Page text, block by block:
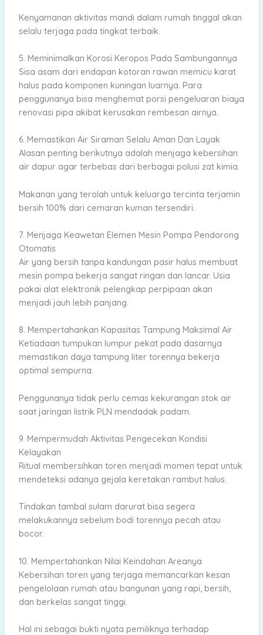
Kenyamanan aktivitas mandi dalam rumah tinggal akan
selalu terjaga pada tingkat terbaik.
5. Meminimalkan Korosi Keropos Pada Sambungannya
Sisa asam dari endapan kotoran rawan memicu karat
halus pada komponen kuningan luarnya. Para
penggunanya bisa menghemat porsi pengeluaran biaya
renovasi pipa akibat kerusakan rembesan airnya.
6. Memastikan Air Siraman Selalu Aman Dan Layak
Alasan penting berikutnya adalah menjaga kebersihan
air dapur agar terbebas dari berbagai polusi zat kimia.
Makanan yang terolah untuk keluarga tercinta terjamin
bersih 100% dari cemaran kuman tersendiri.
7. Menjaga Keawetan Elemen Mesin Pompa Pendorong
Otomatis
Air yang bersih tanpa kandungan pasir halus membuat
mesin pompa bekerja sangat ringan dan lancar. Usia
pakai alat elektronik pelengkap perpipaan akan
menjadi jauh lebih panjang.
8. Mempertahankan Kapasitas Tampung Maksimal Air
Ketiadaan tumpukan lumpur pekat pada dasarnya
memastikan daya tampung liter torennya bekerja
optimal sempurna.
Penggunanya tidak perlu cemas kekurangan stok air
saat jaringan listrik PLN mendadak padam.
9. Mempermudah Aktivitas Pengecekan Kondisi
Kelayakan
Ritual membersihkan toren menjadi momen tepat untuk
mendeteksi adanya gejala keretakan rambut halus.
Tindakan tambal sulam darurat bisa segera
melakukannya sebelum bodi torennya pecah atau
bocor.
10. Mempertahankan Nilai Keindahan Areanya
Kebersihan toren yang terjaga memancarkan kesan
pengelolaan rumah atau bangunan yang rapi, bersih,
dan berkelas sangat tinggi.
Hal ini sebagai bukti nyata pemiliknya terhadap